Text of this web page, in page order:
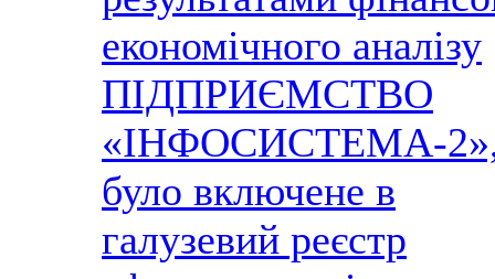
економічного аналізу
ПІДПРИЄМСТВО
«ІНФОСИСТЕМА-
було включене в
галузевий реєстр